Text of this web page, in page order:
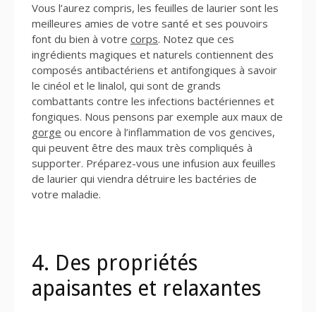
Vous l’aurez compris, les feuilles de laurier sont les
meilleures amies de votre santé et ses pouvoirs
font du bien à votre corps. Notez que ces
ingrédients magiques et naturels contiennent des
composés antibactériens et antifongiques à savoir
le cinéol et le linalol, qui sont de grands
combattants contre les infections bactériennes et
fongiques. Nous pensons par exemple aux maux de
gorge ou encore à l’inflammation de vos gencives,
qui peuvent être des maux très compliqués à
supporter. Préparez-vous une infusion aux feuilles
de laurier qui viendra détruire les bactéries de
votre maladie.
4. Des propriétés
apaisantes et relaxantes